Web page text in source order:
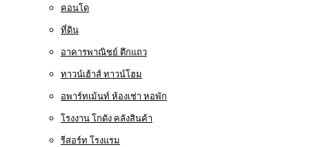
คอนโด
ที่ดิน
อาคารพาณิชย์ ตึกแถว
ทาวน์เฮ้าส์ ทาวน์โฮม
อพาร์ทเม้นท์ ห้องเช่า หอพัก
โรงงาน โกดัง คลังสินค้า
รีสอร์ท โรงแรม